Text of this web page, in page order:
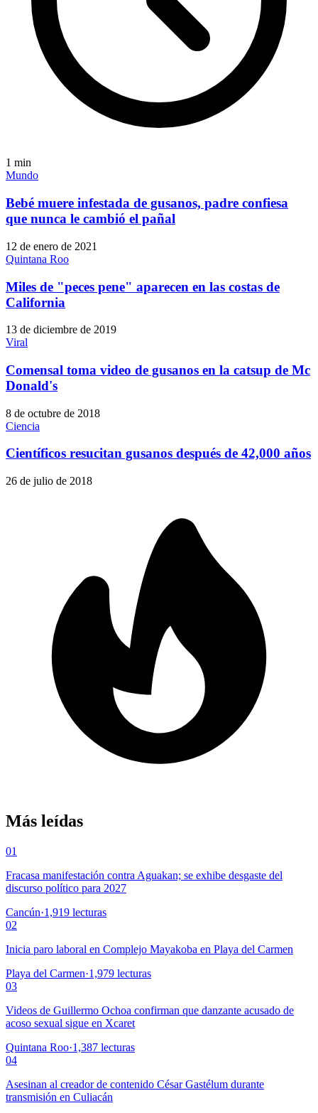
1 min
Mundo
Bebé muere infestada de gusanos, padre confiesa
que nunca le cambió el pañal
12 de enero de 2021
Quintana Roo
Miles de "peces pene" aparecen en las costas de
California
13 de diciembre de 2019
Viral
Comensal toma video de gusanos en la catsup de Mc
Donald's
8 de octubre de 2018
Ciencia
Científicos resucitan gusanos después de 42,000 años
26 de julio de 2018
Más leídas
01
Fracasa manifestación contra Aguakan; se exhibe desgaste del
discurso político para 2027
Cancún·1,919 lecturas
02
Inicia paro laboral en Complejo Mayakoba en Playa del Carmen
Playa del Carmen·1,979 lecturas
03
Videos de Guillermo Ochoa confirman que danzante acusado de
acoso sexual sigue en Xcaret
Quintana Roo·1,387 lecturas
04
Asesinan al creador de contenido César Gastélum durante
transmisión en Culiacán